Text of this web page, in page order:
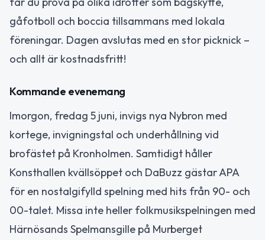
gåfotboll och boccia tillsammans med lokala
föreningar. Dagen avslutas med en stor picknick –
och allt är kostnadsfritt!
Kommande evenemang
Imorgon, fredag 5 juni, invigs nya Nybron med
kortege, invigningstal och underhållning vid
brofästet på Kronholmen. Samtidigt håller
Konsthallen kvällsöppet och DaBuzz gästar APA
för en nostalgifylld spelning med hits från 90- och
00-talet. Missa inte heller folkmusikspelningen med
Härnösands Spelmansgille på Murberget